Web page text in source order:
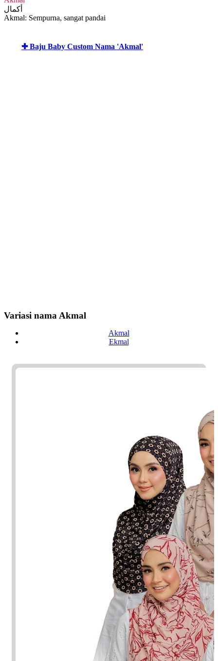
أكمال
Akmal: Sempurna, sangat pandai
✚ Baju Baby Custom Nama 'Akmal'
Variasi nama Akmal
Akmal
Ekmal